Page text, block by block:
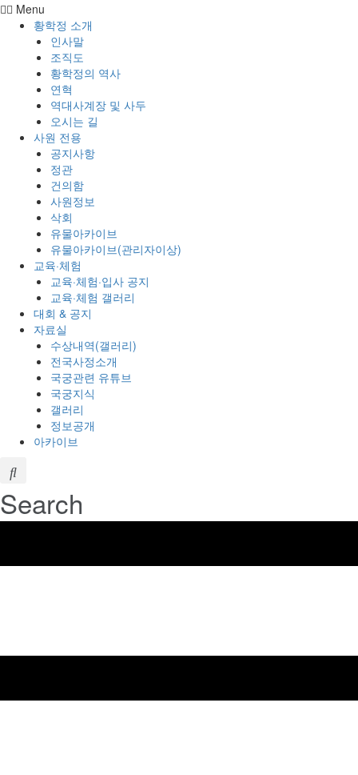
Menu
황학정 소개
인사말
조직도
황학정의 역사
연혁
역대사계장 및 사두
오시는 길
사원 전용
공지사항
정관
건의함
사원정보
삭회
유물아카이브
유물아카이브(관리자이상)
교육·체험
교육·체험·입사 공지
교육·체험 갤러리
대회 & 공지
자료실
수상내역(갤러리)
전국사정소개
국궁관련 유튜브
국궁지식
갤러리
정보공개
아카이브
Search